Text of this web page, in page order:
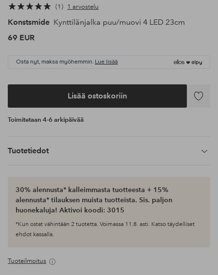
1 1 arvostelu
Konstsmide Kynttilänjalka puu/muovi 4 LED 23cm
69 EUR
Osta nyt, maksa myöhemmin. Lue lisää
Lisää ostoskoriin
Lisää
Toimitetaan 4-6 arkipäivää
Tuotetiedot
30% alennusta* kalleimmasta tuotteesta + 15%
alennusta* tilauksen muista tuotteista. Sis. paljon
huonekaluja! Aktivoi koodi: 3015
*Kun ostat vähintään 2 tuotetta. Voimassa 11.8. asti. Katso täydelliset
ehdot kassalla.
Tuoteilmoitus